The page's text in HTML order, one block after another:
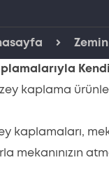
kaplama
kaplamaları,
mekanınızın